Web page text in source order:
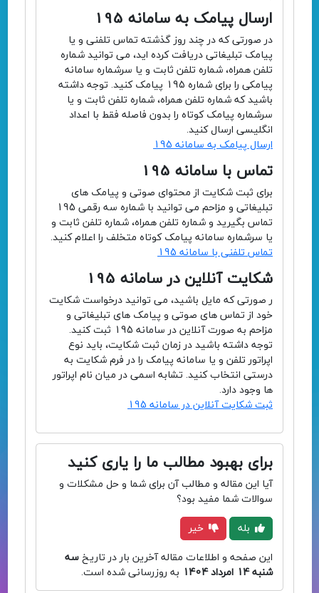
ارسال پیامک به سامانه 195
در صورتی که در چند روز گذشته تماس تلفنی و یا
پیامک تبلیغاتی دریافت کرده اید، می توانید شماره
تلفن همراه، شماره تلفن ثابت و یا سرشماره سامانه
پیامکی را برای شماره 195 پیامک کنید. توجه داشته
باشید که شماره تلفن همراه، شماره تلفن ثابت و یا
سرشماره پیامک کوتاه را بدون فاصله فقط با اعداد
انگلیسی ارسال کنید.
ارسال پیامک به سامانه 195
تماس با سامانه 195
برای ثبت شکایت از محتوای صوتی و پیامک های
تبلیغاتی و مزاحم می توانید با شماره سه رقمی 195
تماس بگیرید و شماره تلفن همراه، شماره تلفن ثابت و
یا سرشماره سامانه پیامک کوتاه متخلف را اعلام کنید.
تماس تلفنی با سامانه 195
شکایت آنلاین در سامانه 195
ر صورتی که مایل باشید، می توانید درخواست شکایت
خود از تماس های صوتی و پیامک های تبلیغاتی و
مزاحم به صورت آنلاین در سامانه 195 ثبت کنید.
توجه داشته باشید در زمان ثبت شکایت، باید نوع
اپراتور تلفن و یا سامانه پیامک را در فرم شکایت به
درستی انتخاب کنید. تشابه اسمی در میان نام اپراتور
ها وجود دارد.
ثبت شکایت آنلاین در سامانه 195
برای بهبود مطالب ما را یاری کنید
آیا این مقاله و مطالب آن برای شما و حل مشکلات و
سوالات شما مفید بود؟
بله خیر
این صفحه و اطلاعات مقاله آخرین بار در تاریخ سه
شنبه 14 امرداد 1404
به روزرسانی شده است.